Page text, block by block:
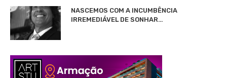
NASCEMOS COM A INCUMBÊNCIA
IRREMEDIÁVEL DE SONHAR…